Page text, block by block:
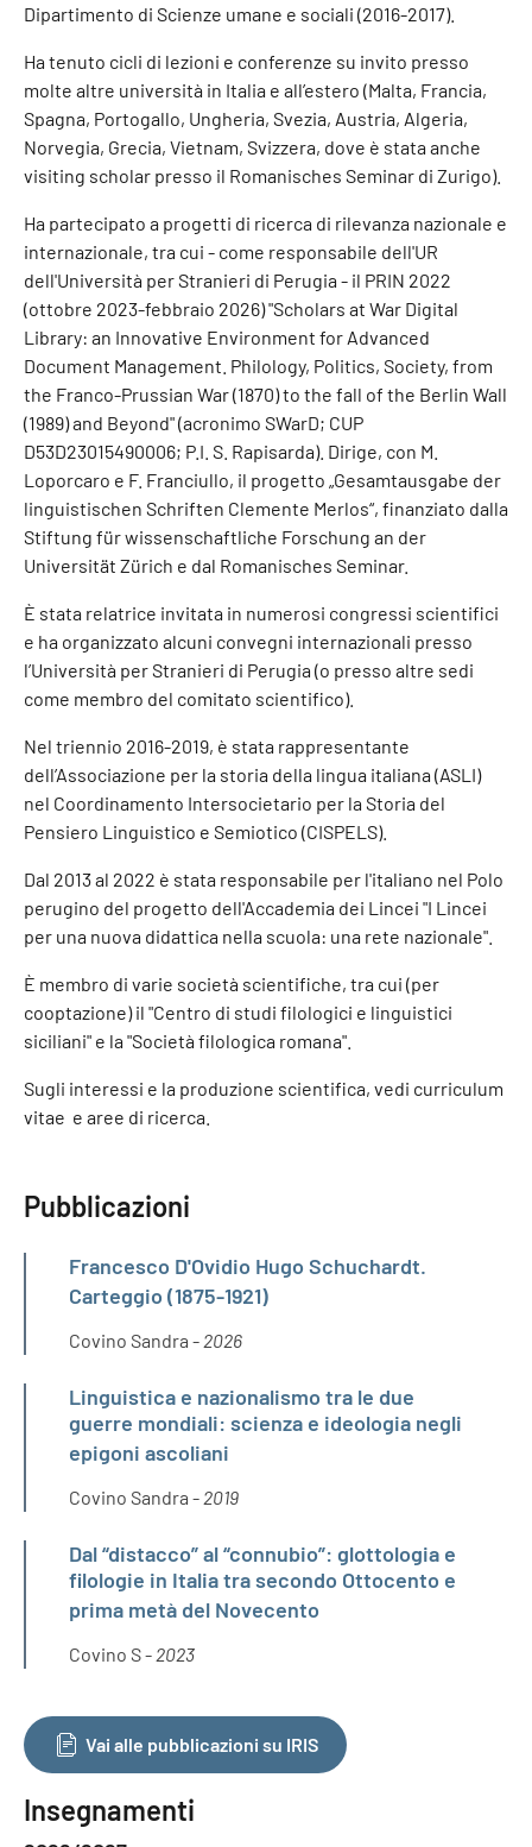
Dipartimento di Scienze umane e sociali (2016-2017).
Ha tenuto cicli di lezioni e conferenze su invito presso
molte altre università in Italia e all’estero (Malta, Francia,
Spagna, Portogallo, Ungheria, Svezia, Austria, Algeria,
Norvegia, Grecia, Vietnam, Svizzera, dove è stata anche
visiting scholar presso il Romanisches Seminar di Zurigo).
Ha partecipato a progetti di ricerca di rilevanza nazionale e
internazionale, tra cui - come responsabile dell'UR
dell'Università per Stranieri di Perugia - il PRIN 2022
(ottobre 2023-febbraio 2026) "Scholars at War Digital
Library: an Innovative Environment for Advanced
Document Management. Philology, Politics, Society, from
the Franco-Prussian War (1870) to the fall of the Berlin Wall
(1989) and Beyond" (acronimo SWarD; CUP
D53D23015490006; P.I. S. Rapisarda). Dirige, con M.
Loporcaro e F. Franciullo, il progetto „Gesamtausgabe der
linguistischen Schriften Clemente Merlos“, finanziato dalla
Stiftung für wissenschaftliche Forschung an der
Universität Zürich e dal Romanisches Seminar.
È stata relatrice invitata in numerosi congressi scientifici
e ha organizzato alcuni convegni internazionali presso
l’Università per Stranieri di Perugia (o presso altre sedi
come membro del comitato scientifico).
Nel triennio 2016-2019, è stata rappresentante
dell’Associazione per la storia della lingua italiana (ASLI)
nel Coordinamento Intersocietario per la Storia del
Pensiero Linguistico e Semiotico (CISPELS).
Dal 2013 al 2022 è stata responsabile per l'italiano nel Polo
perugino del progetto dell'Accademia dei Lincei "I Lincei
per una nuova didattica nella scuola: una rete nazionale".
È membro di varie società scientifiche, tra cui (per
cooptazione) il "Centro di studi filologici e linguistici
siciliani" e la "Società filologica romana".
Sugli interessi e la produzione scientifica, vedi curriculum
vitae e aree di ricerca.
Pubblicazioni
Francesco D'Ovidio Hugo Schuchardt.
Carteggio (1875-1921)
Covino Sandra - 2026
Linguistica e nazionalismo tra le due
guerre mondiali: scienza e ideologia negli
epigoni ascoliani
Covino Sandra - 2019
Dal “distacco” al “connubio”: glottologia e
filologie in Italia tra secondo Ottocento e
prima metà del Novecento
Covino S - 2023
Vai alle pubblicazioni su IRIS
Insegnamenti